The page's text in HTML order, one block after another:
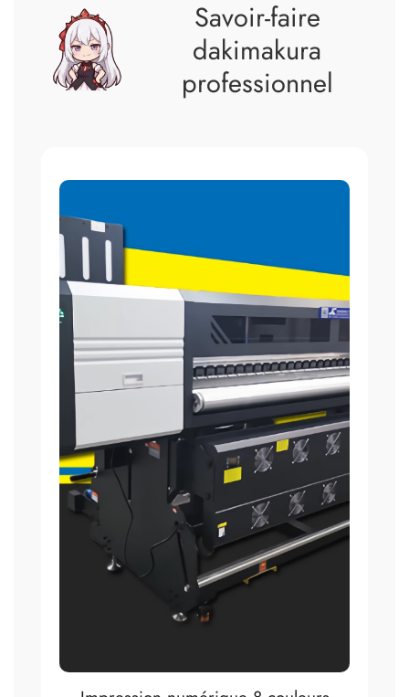
Savoir‑faire
dakimakura
professionnel